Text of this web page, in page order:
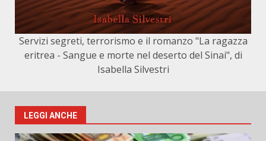
Servizi segreti, terrorismo e il romanzo "La ragazza
eritrea - Sangue e morte nel deserto del Sinai", di
Isabella Silvestri
LEGGI ANCHE